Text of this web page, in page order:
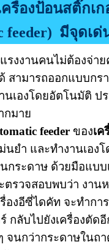
ครื่องป้อนสติ๊กเ
feeder) มีจุดเด่
งานคนไม่ต้องจ่าย
สามารถออกแบบกร
นเองโดยอัตโนมัติ ป
กมาย
feeder ของเค
นยำ และทำงานเอง
กระดาษ ด้วยมือแบบ
ตรวจสอบพบว่า งาน
รื่องอีซี่ไดคัท จะทำกา
กลับไปยังเครื่องตัด
จนกว่ากระดาษในถ